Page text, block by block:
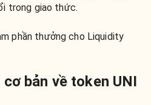
trong giao thức.
phần thưởng cho Liquidity
bản về token UNI